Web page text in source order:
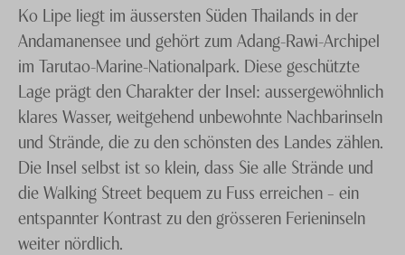
Ko Lipe liegt im äussersten Süden Thailands in der
Andamanensee und gehört zum Adang-Rawi-Archipel
im Tarutao-Marine-Nationalpark. Diese geschützte
Lage prägt den Charakter der Insel: aussergewöhnlich
klares Wasser, weitgehend unbewohnte Nachbarinseln
und Strände, die zu den schönsten des Landes zählen.
Die Insel selbst ist so klein, dass Sie alle Strände und
die Walking Street bequem zu Fuss erreichen – ein
entspannter Kontrast zu den grösseren Ferieninseln
weiter nördlich.